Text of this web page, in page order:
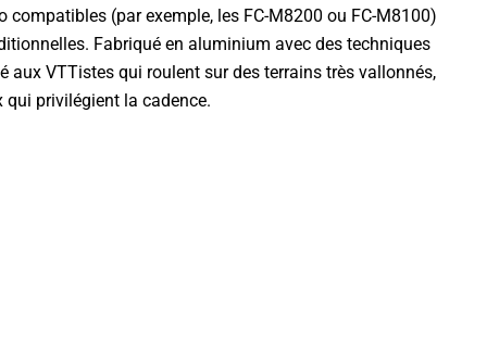
(par exemple, les FC-M8200 ou FC-M8100)
Fabriqué en aluminium avec des techniques
aux VTTistes qui roulent sur des terrains très vallonnés,
qui privilégient la cadence.